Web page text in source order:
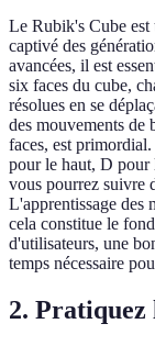
Le Rubik's Cube est
captivé des
avancées, il est
six faces du cube,
résolues en se
des mouvements de
faces, est
pour le haut, D pour
vous pourrez suivre
L'apprentissage des
cela constitue le
d'utilisateurs, une
temps nécessaire
2. Pratiquez